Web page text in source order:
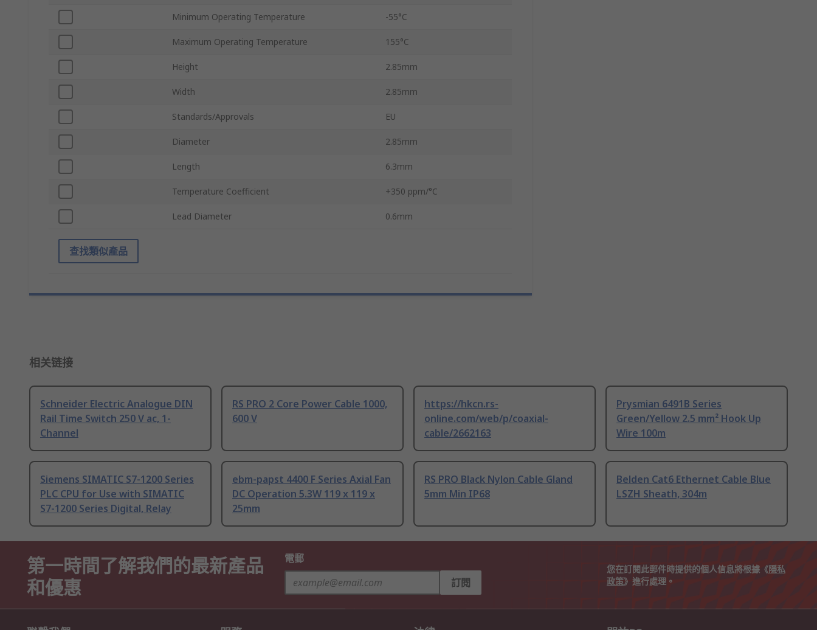
Minimum Operating Temperature -55°C
Maximum Operating Temperature 155°C
Height 2.85mm
Width 2.85mm
Standards/Approvals EU
Diameter 2.85mm
Length 6.3mm
Temperature Coefficient +350 ppm/°C
Lead Diameter 0.6mm
查找類似產品
相关链接
Schneider Electric Analogue DIN
Rail Time Switch 250 V ac, 1-
Channel
RS PRO 2 Core Power Cable 1000,
600 V
https://hkcn.rs-
online.com/web/p/coaxial-
cable/2662163
Prysmian 6491B Series
Green/Yellow 2.5 mm² Hook Up
Wire 100m
Siemens SIMATIC S7-1200 Series
PLC CPU for Use with SIMATIC
S7-1200 Series Digital, Relay
ebm-papst 4400 F Series Axial Fan
DC Operation 5.3W 119 x 119 x
25mm
RS PRO Black Nylon Cable Gland
5mm Min IP68
Belden Cat6 Ethernet Cable Blue
LSZH Sheath, 304m
第一時間了解我們的最新產品
和優惠
電郵
訂閱
您在訂閱此郵件時提供的個人信息將根據《隱私
政策》進行處理。